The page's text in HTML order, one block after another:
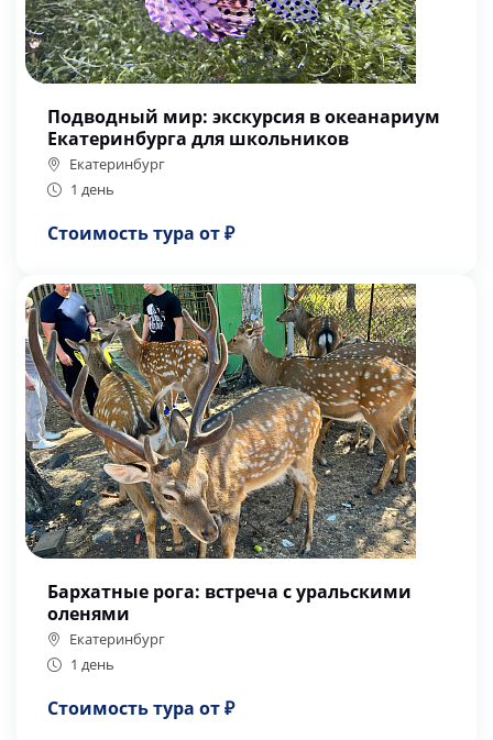
Подводный мир: экскурсия в океанариум
Екатеринбурга для школьников
Екатеринбург
1 день
Стоимость тура от ₽
Бархатные рога: встреча с уральскими
оленями
Екатеринбург
1 день
Стоимость тура от ₽